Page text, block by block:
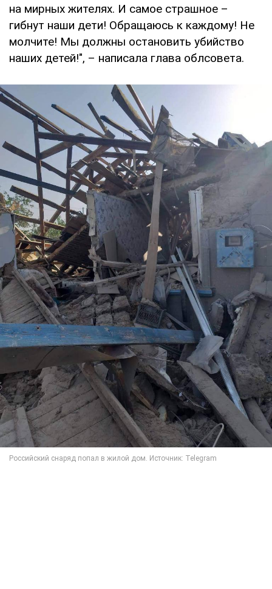
на мирных жителях. И самое страшное –
гибнут наши дети! Обращаюсь к каждому! Не
молчите! Мы должны остановить убийство
наших детей!", – написала глава облсовета.